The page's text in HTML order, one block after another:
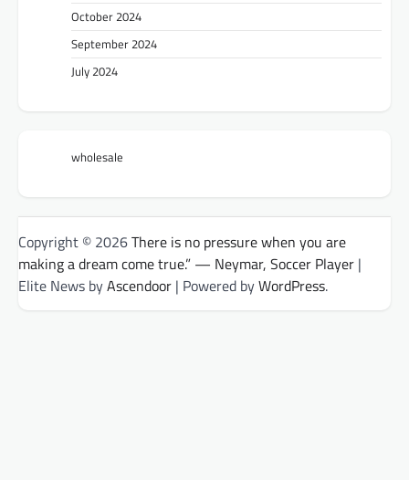
October 2024
September 2024
July 2024
wholesale
Copyright © 2026There is no pressure when you are
making a dream come true.” — Neymar, Soccer Player |
Elite News byAscendoor | Powered byWordPress.